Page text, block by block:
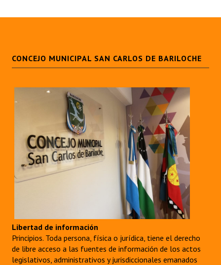
CONCEJO MUNICIPAL SAN CARLOS DE BARILOCHE
Libertad de información
Principios. Toda persona, física o jurídica, tiene el derecho
de libre acceso a las fuentes de información de los actos
legislativos, administrativos y jurisdiccionales emanados